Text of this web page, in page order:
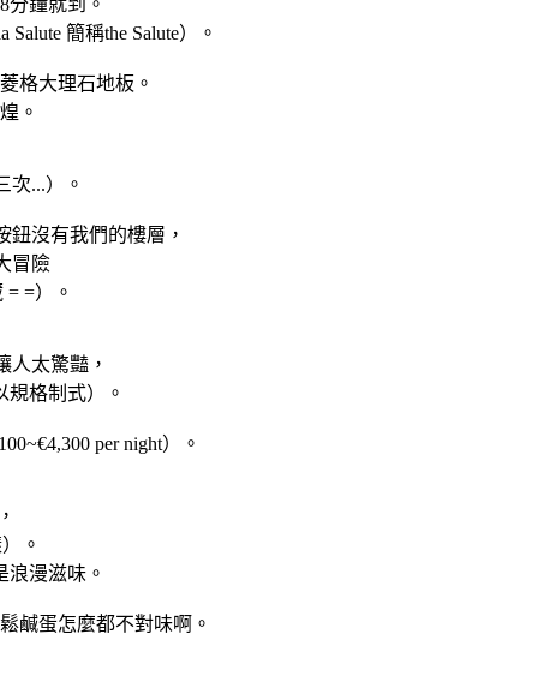
簡稱the Salute）。
格大理石地板。
。
次...）。
鈕沒有我們的樓層，
冒險
=）。
人太驚豔，
規格制式）。
per night）。
。
漫滋味。
鹹蛋怎麼都不對味啊。